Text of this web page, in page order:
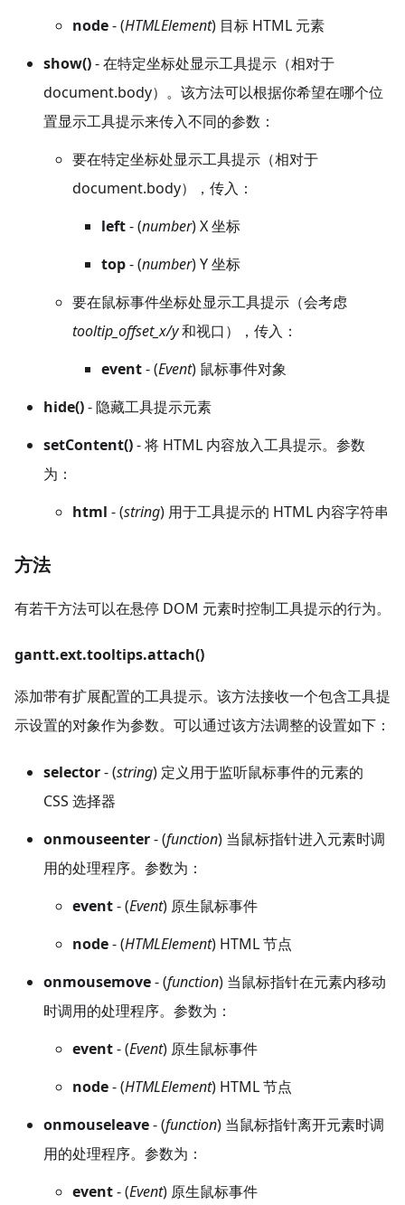
node- (HTMLElement) 目标 HTML 元素
show()- 在特定坐标处显示工具提示（相对于
document.body）。该方法可以根据你希望在哪个位
置显示工具提示来传入不同的参数：
要在特定坐标处显示工具提示（相对于
document.body），传入：
left- (number) X 坐标
top- (number) Y 坐标
要在鼠标事件坐标处显示工具提示（会考虑
tooltip_offset_x/y和视口），传入：
event- (Event) 鼠标事件对象
hide()- 隐藏工具提示元素
setContent()- 将 HTML 内容放入工具提示。参数
为：
html - (string) 用于工具提示的 HTML 内容字符串
方法
有若干方法可以在悬停 DOM 元素时控制工具提示的行为。
gantt.ext.tooltips.attach()
添加带有扩展配置的工具提示。该方法接收一个包含工具提
示设置的对象作为参数。可以通过该方法调整的设置如下：
selector- (string) 定义用于监听鼠标事件的元素的
CSS 选择器
onmouseenter- (function) 当鼠标指针进入元素时调
用的处理程序。参数为：
event- (Event) 原生鼠标事件
node- (HTMLElement) HTML 节点
onmousemove- (function) 当鼠标指针在元素内移动
时调用的处理程序。参数为：
event- (Event) 原生鼠标事件
node- (HTMLElement) HTML 节点
onmouseleave- (function) 当鼠标指针离开元素时调
用的处理程序。参数为：
event- (Event) 原生鼠标事件